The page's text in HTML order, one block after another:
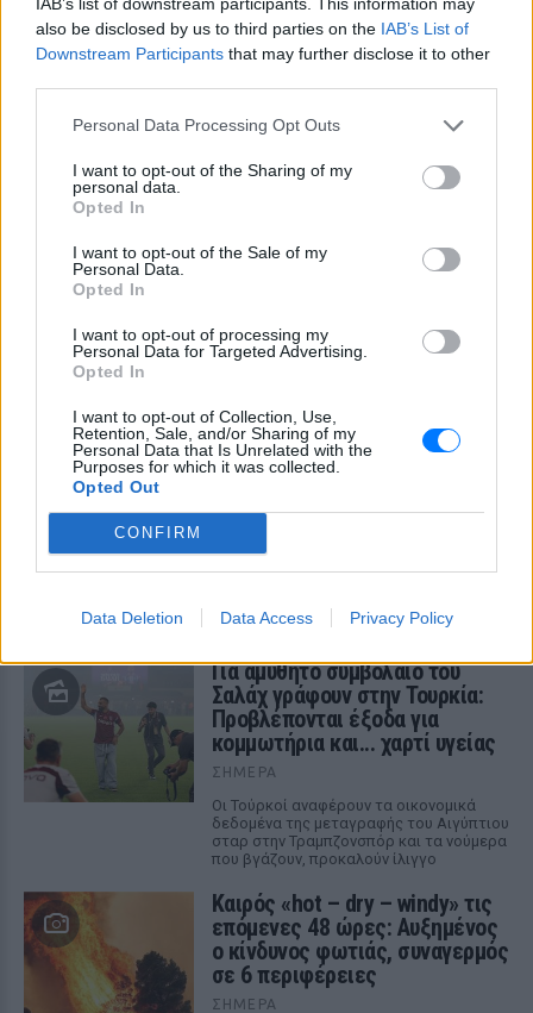
also be disclosed by us to third parties on the IAB’s List of
Downstream Participants that may further disclose it to other
Personal Data Processing Opt Outs
I want to opt-out of the Sharing of my
personal data.
Opted In
I want to opt-out of the Sale of my
Personal Data.
Opted In
I want to opt-out of processing my
Personal Data for Targeted Advertising.
Opted In
I want to opt-out of Collection, Use,
Retention, Sale, and/or Sharing of my
Personal Data that Is Unrelated with the
Purposes for which it was collected.
Opted Out
CONFIRM
Data Deletion Data Access Privacy Policy
Ιστορική μεταφορά 30 φαλαινών μπελούγκα
από τον Καναδά στις ΗΠΑ
Πώς στήθηκε η αεροπορική γέφυρα σωτηρίας
πολίτες στη μεγάλη φωτιά της
Αττικοβοιωτίας ‑
Συγκλονιστικά βίντεο
Συγκλονιστικά πλάνα και εικόνες
από τη μεγάλη φωτιά που ξέσπασε στις
31 Ιουλίου στον Αγιο Βασίλειο, στον
Πόρτο Γερμενό - Ο διττός ρόλος της
Πυροσβεστικής
Για αμύθητο συμβόλαιο του
Σαλάχ γράφουν στην Τουρκία:
Προβλέπονται έξοδα για
κομμωτήρια και... χαρτί υγείας
ΣΉΜΕΡΑ
Οι Τούρκοί αναφέρουν τα οικονομικά
δεδομένα της μεταγραφής του Αιγύπτιου
σταρ στην Τραμπζονσπόρ και τα νούμερα
που βγάζουν, προκαλούν ίλιγγο
Καιρός «hot – dry – windy» τις
επόμενες 48 ώρες: Αυξημένος
ο κίνδυνος φωτιάς, συναγερμός
σε 6 περιφέρειες
ΣΉΜΕΡΑ